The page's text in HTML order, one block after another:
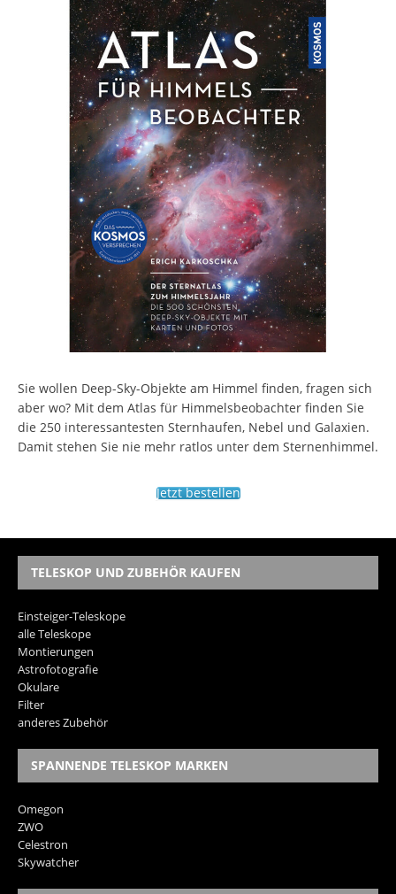
Sie wollen Deep-Sky-Objekte am Himmel finden, fragen sich
aber wo? Mit dem Atlas für Himmelsbeobachter finden Sie
die 250 interessantesten Sternhaufen, Nebel und Galaxien.
Damit stehen Sie nie mehr ratlos unter dem Sternenhimmel.
Jetzt bestellen
TELESKOP UND ZUBEHÖR KAUFEN
Einsteiger-Teleskope
alle Teleskope
Montierungen
Astrofotografie
Okulare
Filter
anderes Zubehör
SPANNENDE TELESKOP MARKEN
Omegon
ZWO
Celestron
Skywatcher